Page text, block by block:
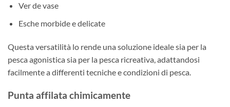
Ver de vase
Esche morbide e delicate
Questa versatilità lo rende una soluzione ideale sia per la
pesca agonistica sia per la pesca ricreativa, adattandosi
facilmente a differenti tecniche e condizioni di pesca.
Punta affilata chimicamente